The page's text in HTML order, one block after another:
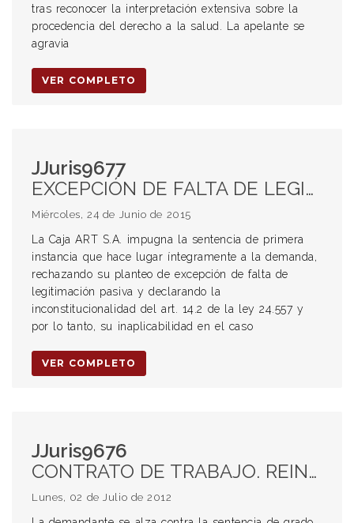
tras reconocer la interpretación extensiva sobre la
procedencia del derecho a la salud. La apelante se
agravia
VER COMPLETO
JJuris9677
EXCEPCIÓN DE FALTA DE LEGITIMACIÓN PASIVA. PRINCIPIO DE IRRETROACTIVIDAD. ENFERMEDAD PROFESIONAL. LEY 24.557. LEY 26.773. DECRETO NRO. 1694/09.
Miércoles, 24 de Junio de 2015
La Caja ART S.A. impugna la sentencia de primera
instancia que hace lugar íntegramente a la demanda,
rechazando su planteo de excepción de falta de
legitimación pasiva y declarando la
inconstitucionalidad del art. 14.2 de la ley 24.557 y
por lo tanto, su inaplicabilidad en el caso
VER COMPLETO
JJuris9676
CONTRATO DE TRABAJO. REINSTALACIÓN. INDEMNIDAD PATRIMONIAL. JUS VARIANDI. IUS VARIANDI. LCT. LEY DE CONTRATO DE TRABAJO. REUBICACIÓN. DISCRIMINACIÓN.
Lunes, 02 de Julio de 2012